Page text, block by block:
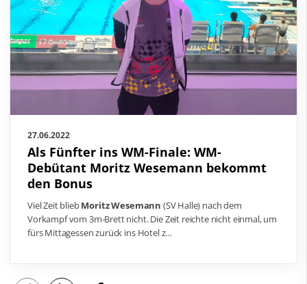
27.06.2022
Als Fünfter ins WM-Finale: WM-
Debütant Moritz Wesemann bekommt
den Bonus
Viel Zeit bliebMoritz Wesemann (SV Halle) nach dem
Vorkampf vom 3m-Brett nicht. Die Zeit reichte nicht einmal, um
fürs Mittagessen zurück ins Hotel z…